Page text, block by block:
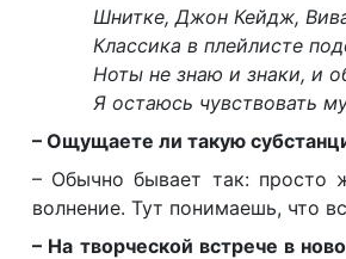
Шнитке, Джон Кейдж,
Классика в плейлисте
Ноты не знаю и знаки, и
Я остаюсь чувствовать
– Ощущаете ли такую
– Обычно бывает так: просто
волнение. Тут понимаешь, что
– На творческой встрече в